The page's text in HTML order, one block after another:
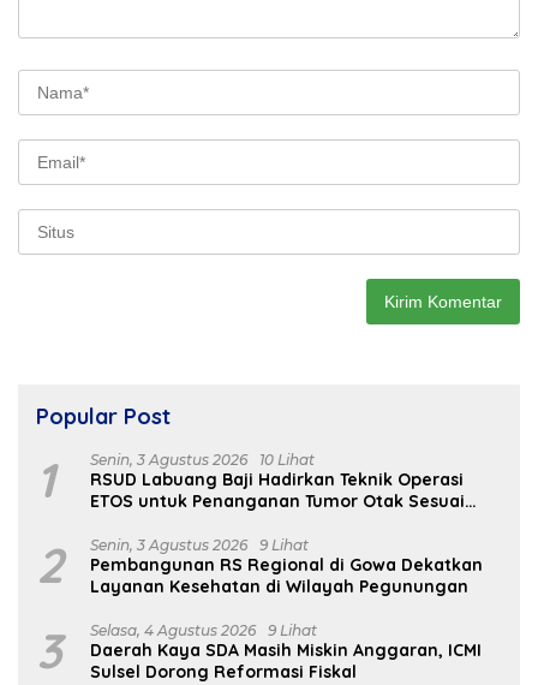
Popular Post
1 Senin, 3 Agustus 2026 10 Lihat
RSUD Labuang Baji Hadirkan Teknik Operasi
ETOS untuk Penanganan Tumor Otak Sesuai
2 Senin, 3 Agustus 2026 9 Lihat
Pembangunan RS Regional di Gowa Dekatkan
Layanan Kesehatan di Wilayah Pegunungan
3 Selasa, 4 Agustus 2026 9 Lihat
Daerah Kaya SDA Masih Miskin Anggaran, ICMI
Sulsel Dorong Reformasi Fiskal